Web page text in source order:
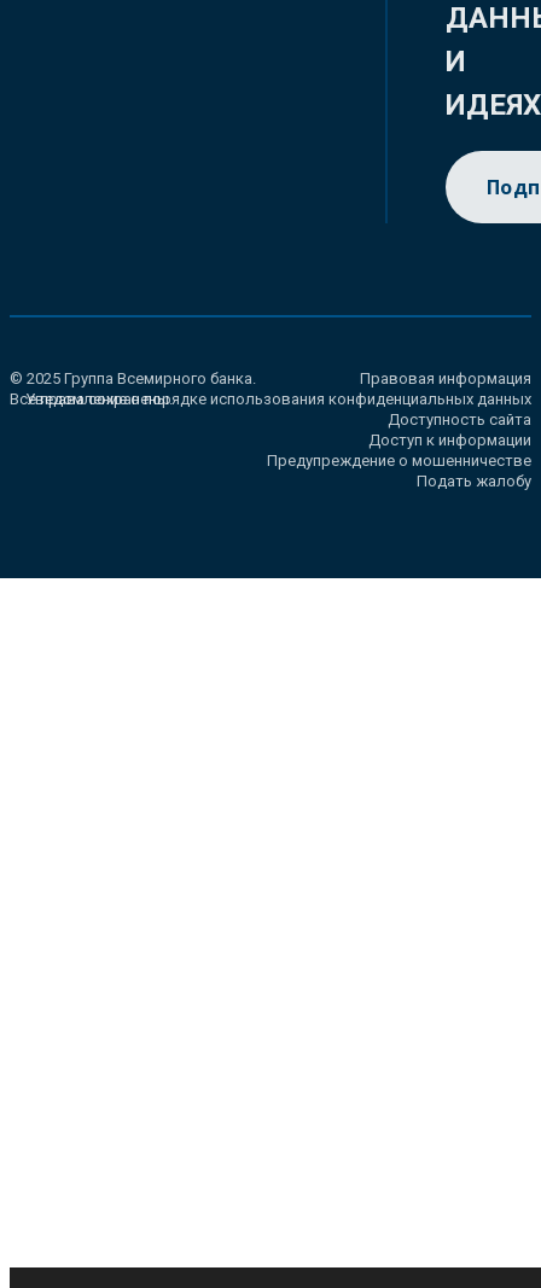
И
ИДЕЯХ
© 2025 Группа Всемирного банка.
Все права сохранены.
Правовая информация
Уведомление о порядке использования конфиденциальных данных
Доступность сайта
Доступ к информации
Предупреждение о мошенничестве
Подать жалобу